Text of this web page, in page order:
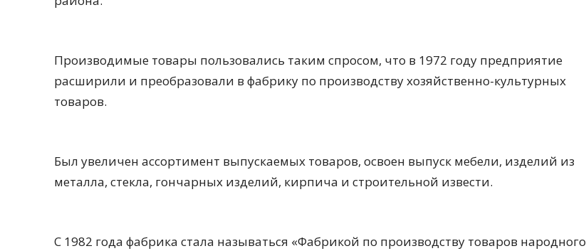
Производимые товары пользовались таким спросом, что в 1972 году предприятие
расширили и преобразовали в фабрику по производству хозяйственно-культурных
товаров.
Был увеличен ассортимент выпускаемых товаров, освоен выпуск мебели, изделий из
металла, стекла, гончарных изделий, кирпича и строительной извести.
С 1982 года фабрика стала называться «Фабрикой по производству товаров народного